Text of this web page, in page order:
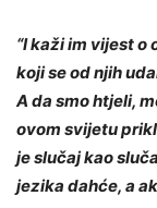
“I kaži im vijest o
koji se od njih
A da smo htjeli,
ovom svijetu
je slučaj kao
jezika dahće, a